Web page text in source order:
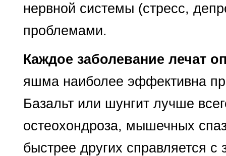
нервной системы (стресс,
проблемами.
Каждое заболевание лечат
яшма наиболее эффективна
Базальт или шунгит лучше
остеохондроза, мышечных
быстрее других справляется